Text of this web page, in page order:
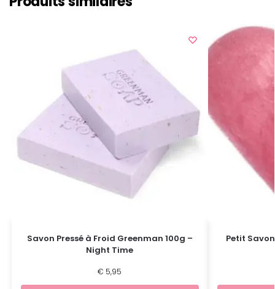
Savon Pressé à Froid Greenman 100g –
Night Time
€ 5,95
Petit